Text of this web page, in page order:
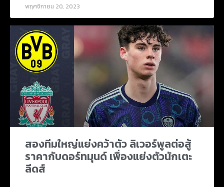
พฤศจิกายน 20, 2023
สองทีมใหญ่แย่งคว้าตัว ลิเวอร์พูลต่อสู้
ราคากับดอร์ทมุนด์ เพื่องแย่งตัวนักเตะ
ลีดส์